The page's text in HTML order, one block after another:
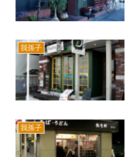
我孫子
我孫子